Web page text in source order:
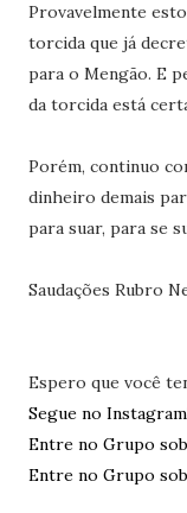
Provavelmente
torcida que já
para o Mengão. E
da torcida está
Porém, continuo
dinheiro demais
para suar, para se
Saudações Rubro
Espero que você
Segue no
Entre no Grupo
Entre no Grupo